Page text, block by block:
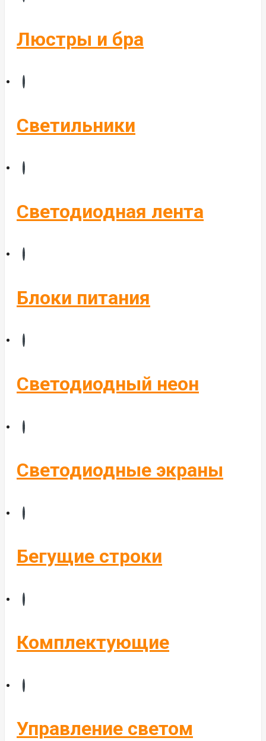
Управление светом
Люстры и бра
Светильники
Светодиодная лента
Блоки питания
Светодиодный неон
Светодиодные экраны
Бегущие строки
Комплектующие
Управление светом